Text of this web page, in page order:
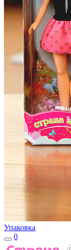
Упаковка
0